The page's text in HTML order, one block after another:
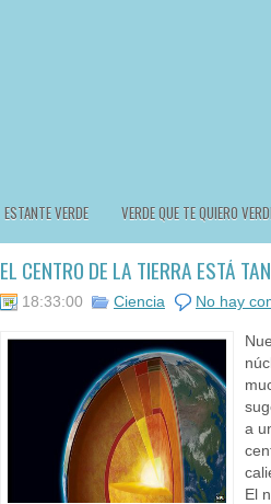
ESTANTE VERDE VERDE QUE TE QUIERO
EL CENTRO DE LA TIERRA ESTÁ
18:33:00 Ciencia No hay
a
El